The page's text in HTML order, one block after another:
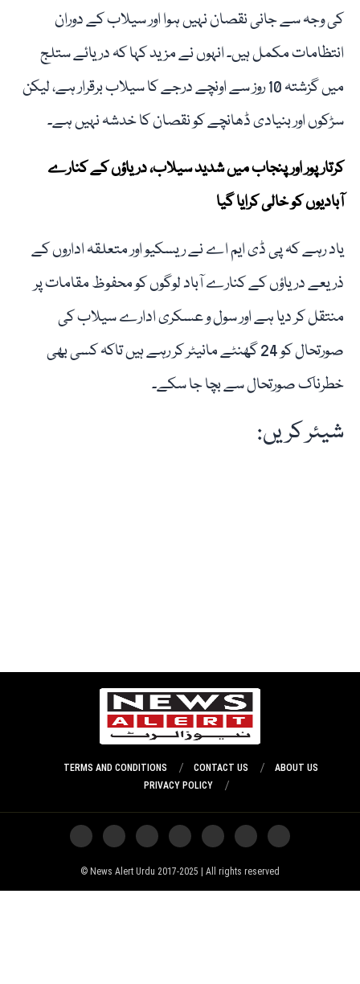
کی وجہ سے جانی نقصان نہیں ہوا اور سیلاب کے دوران
انتظامات مکمل ہیں۔ انہوں نے مزید کہا کہ دریائے ستلج
میں گزشتہ 10 روز سے اونچے درجے کا سیلاب برقرار ہے، لیکن
سڑکوں اور بنیادی ڈھانچے کو نقصان کا خدشہ نہیں ہے۔
کرتارپور اور پنجاب میں شدید سیلاب، دریاؤں کے کنارے
آبادیوں کو خالی کرایا گیا
یاد رہے کہ پی ڈی ایم اے نے ریسکیو اور متعلقہ اداروں کے
ذریعے دریاؤں کے کنارے آباد لوگوں کو محفوظ مقامات پر
منتقل کر دیا ہے اور سول و عسکری ادارے سیلاب کی
صورتحال کو 24 گھنٹے مانیٹر کر رہے ہیں تاکہ کسی بھی
خطرناک صورتحال سے بچا جا سکے۔
شیئر کریں:
ABOUT US
CONTACT US
TERMS AND CONDITIONS
PRIVACY POLICY
News Alert Urdu 2017-2025 | All rights reserved ©